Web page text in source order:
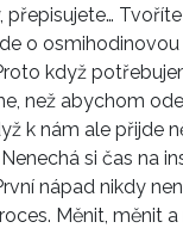
přepisujete…
o
když
než abychom
k nám ale přijde
si čas na
nápad nikdy
Měnit, měnit